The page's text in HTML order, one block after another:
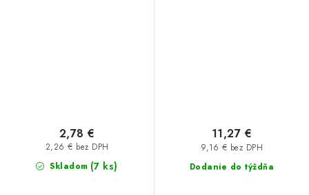
Skladom (7 ks)
2,26 € bez DPH
2,78 €
Dodanie do týždňa
9,16 € bez DPH
11,27 €